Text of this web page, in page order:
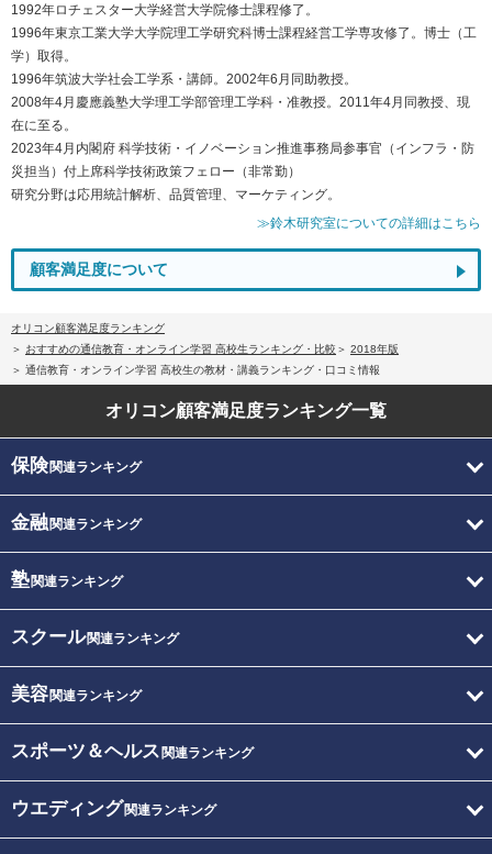
1992年ロチェスター大学経営大学院修士課程修了。
1996年東京工業大学大学院理工学研究科博士課程経営工学専攻修了。博士（工
学）取得。
1996年筑波大学社会工学系・講師。2002年6月同助教授。
2008年4月慶應義塾大学理工学部管理工学科・准教授。2011年4月同教授、現
在に至る。
2023年4月内閣府 科学技術・イノベーション推進事務局参事官（インフラ・防
災担当）付上席科学技術政策フェロー（非常勤）
研究分野は応用統計解析、品質管理、マーケティング。
≫鈴木研究室についての詳細はこちら
顧客満足度について
オリコン顧客満足度ランキング
おすすめの通信教育・オンライン学習 高校生ランキング・比較
2018年版
通信教育・オンライン学習 高校生の教材・講義ランキング・口コミ情報
オリコン顧客満足度ランキング一覧
保険関連ランキング
金融関連ランキング
塾関連ランキング
スクール関連ランキング
美容関連ランキング
スポーツ＆ヘルス 関連ランキング
ウエディング関連ランキング